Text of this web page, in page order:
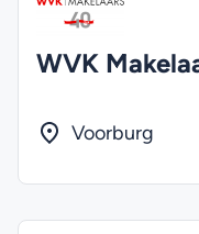
WVK
Voorburg